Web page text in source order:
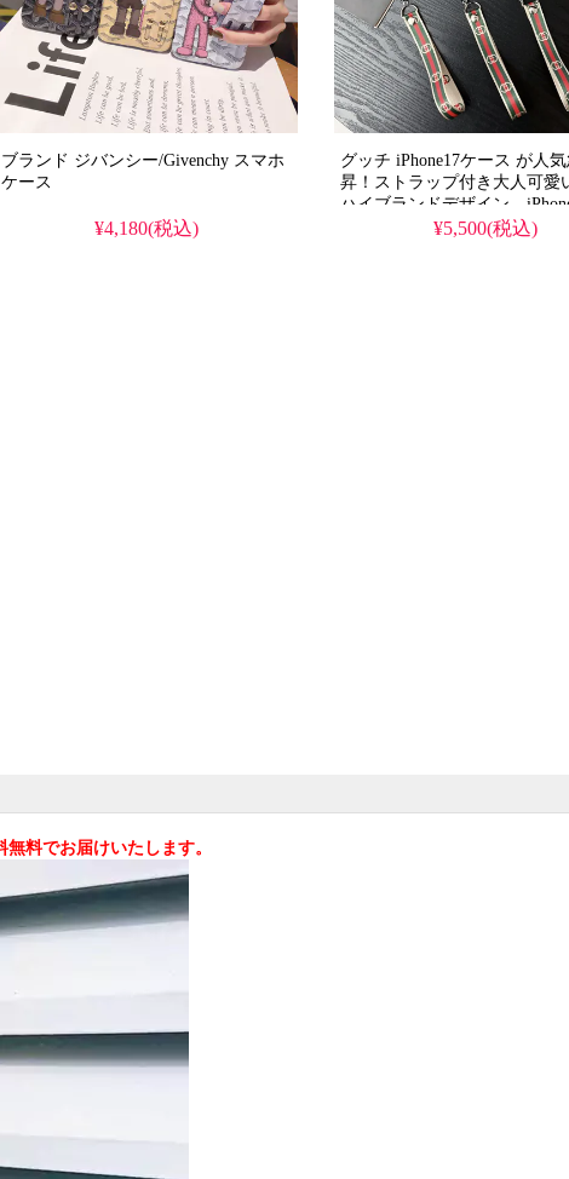
ブランド ジバンシー/Givenchy スマホ
ケース
¥4,180(税込)
グッチ iPhone17ケース が人
昇！ストラップ付き大人可愛
ハイブランドデザイン、
機種対応。芸能人も注目する
¥5,500(税込)
料でお届けいたします。